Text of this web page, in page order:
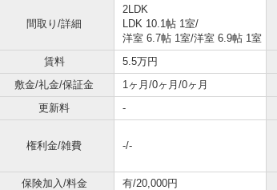
間取り/詳細
2LDK
LDK 10.1帖 1室/
洋室 6.7帖 1室/洋室 6.9帖 1室
賃料 5.5万円
敷金/礼金/保証金
1ヶ月/0ヶ月/0ヶ月
更新料
-
権利金/雑費 -/-
保険加入/料金
有/20,000円